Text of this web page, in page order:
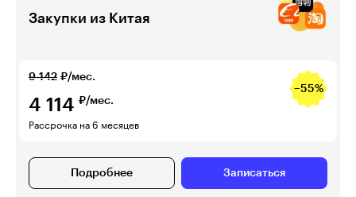
Закупки из Китая
9 142 ₽/мес.
−55%
4 114 ₽/мес.
Рассрочка на 6 месяцев
Подробнее Записаться